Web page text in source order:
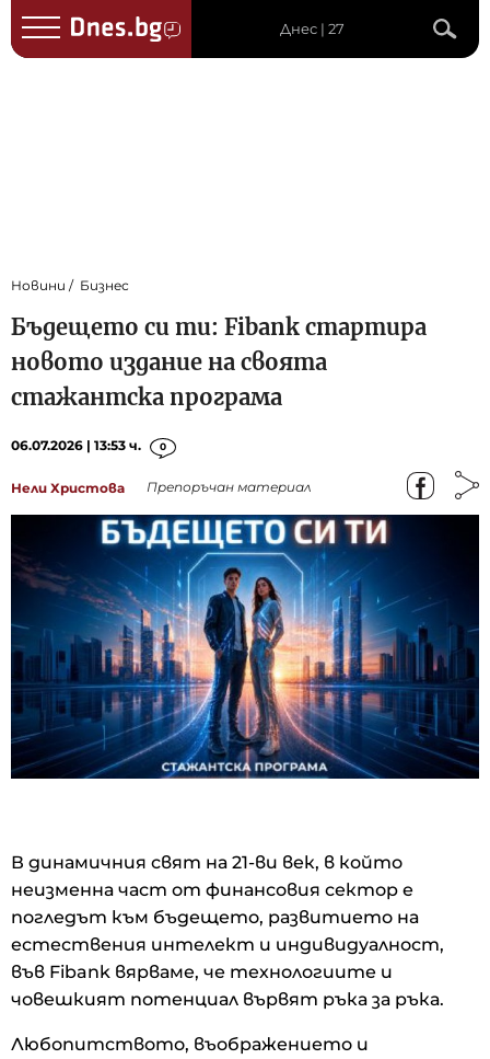
Днес | 27
Новини Бизнес
Бъдещето си ти: Fibank стартира
новото издание на своята
стажантска програма
06.07.2026 | 13:53 ч. 0
Нели Христова Препоръчан материал
В динамичния свят на 21-ви век, в който
неизменна част от финансовия сектор е
погледът към бъдещето, развитието на
естествения интелект и индивидуалност,
във Fibank вярваме, че технологиите и
човешкият потенциал вървят ръка за ръка.
Любопитството, въображението и